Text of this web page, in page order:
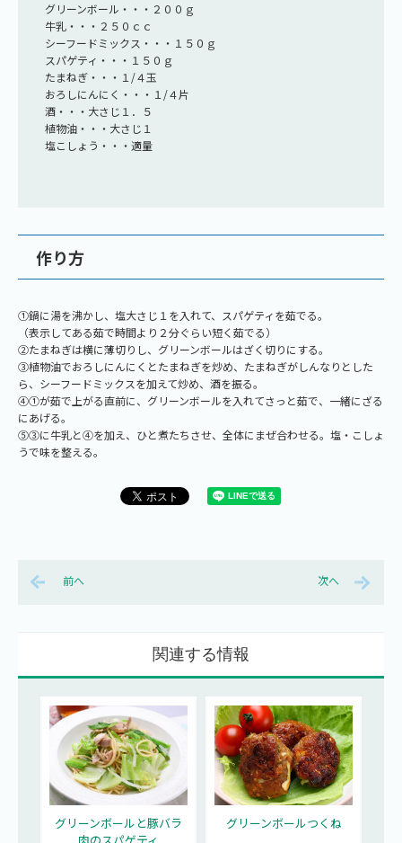
グリーンボール・・・２００ｇ
牛乳・・・２５０ｃｃ
シーフードミックス・・・１５０ｇ
スパゲティ・・・１５０ｇ
たまねぎ・・・１/４玉
おろしにんにく・・・１/４片
酒・・・大さじ１．５
植物油・・・大さじ１
塩こしょう・・・適量
作り方
①鍋に湯を沸かし、塩大さじ１を入れて、スパゲティを茹でる。
（表示してある茹で時間より２分ぐらい短く茹でる）
②たまねぎは横に薄切りし、グリーンボールはざく切りにする。
③植物油でおろしにんにくとたまねぎを炒め、たまねぎがしんなりとした
ら、シーフードミックスを加えて炒め、酒を振る。
④①が茹で上がる直前に、グリーンボールを入れてさっと茹で、一緒にざる
にあげる。
⑤③に牛乳と④を加え、ひと煮たちさせ、全体にまぜ合わせる。塩・こしょ
うで味を整える。
前へ 次へ
関連する情報
グリーンボールと豚バラ
肉のスパゲティ
グリーンボールつくね